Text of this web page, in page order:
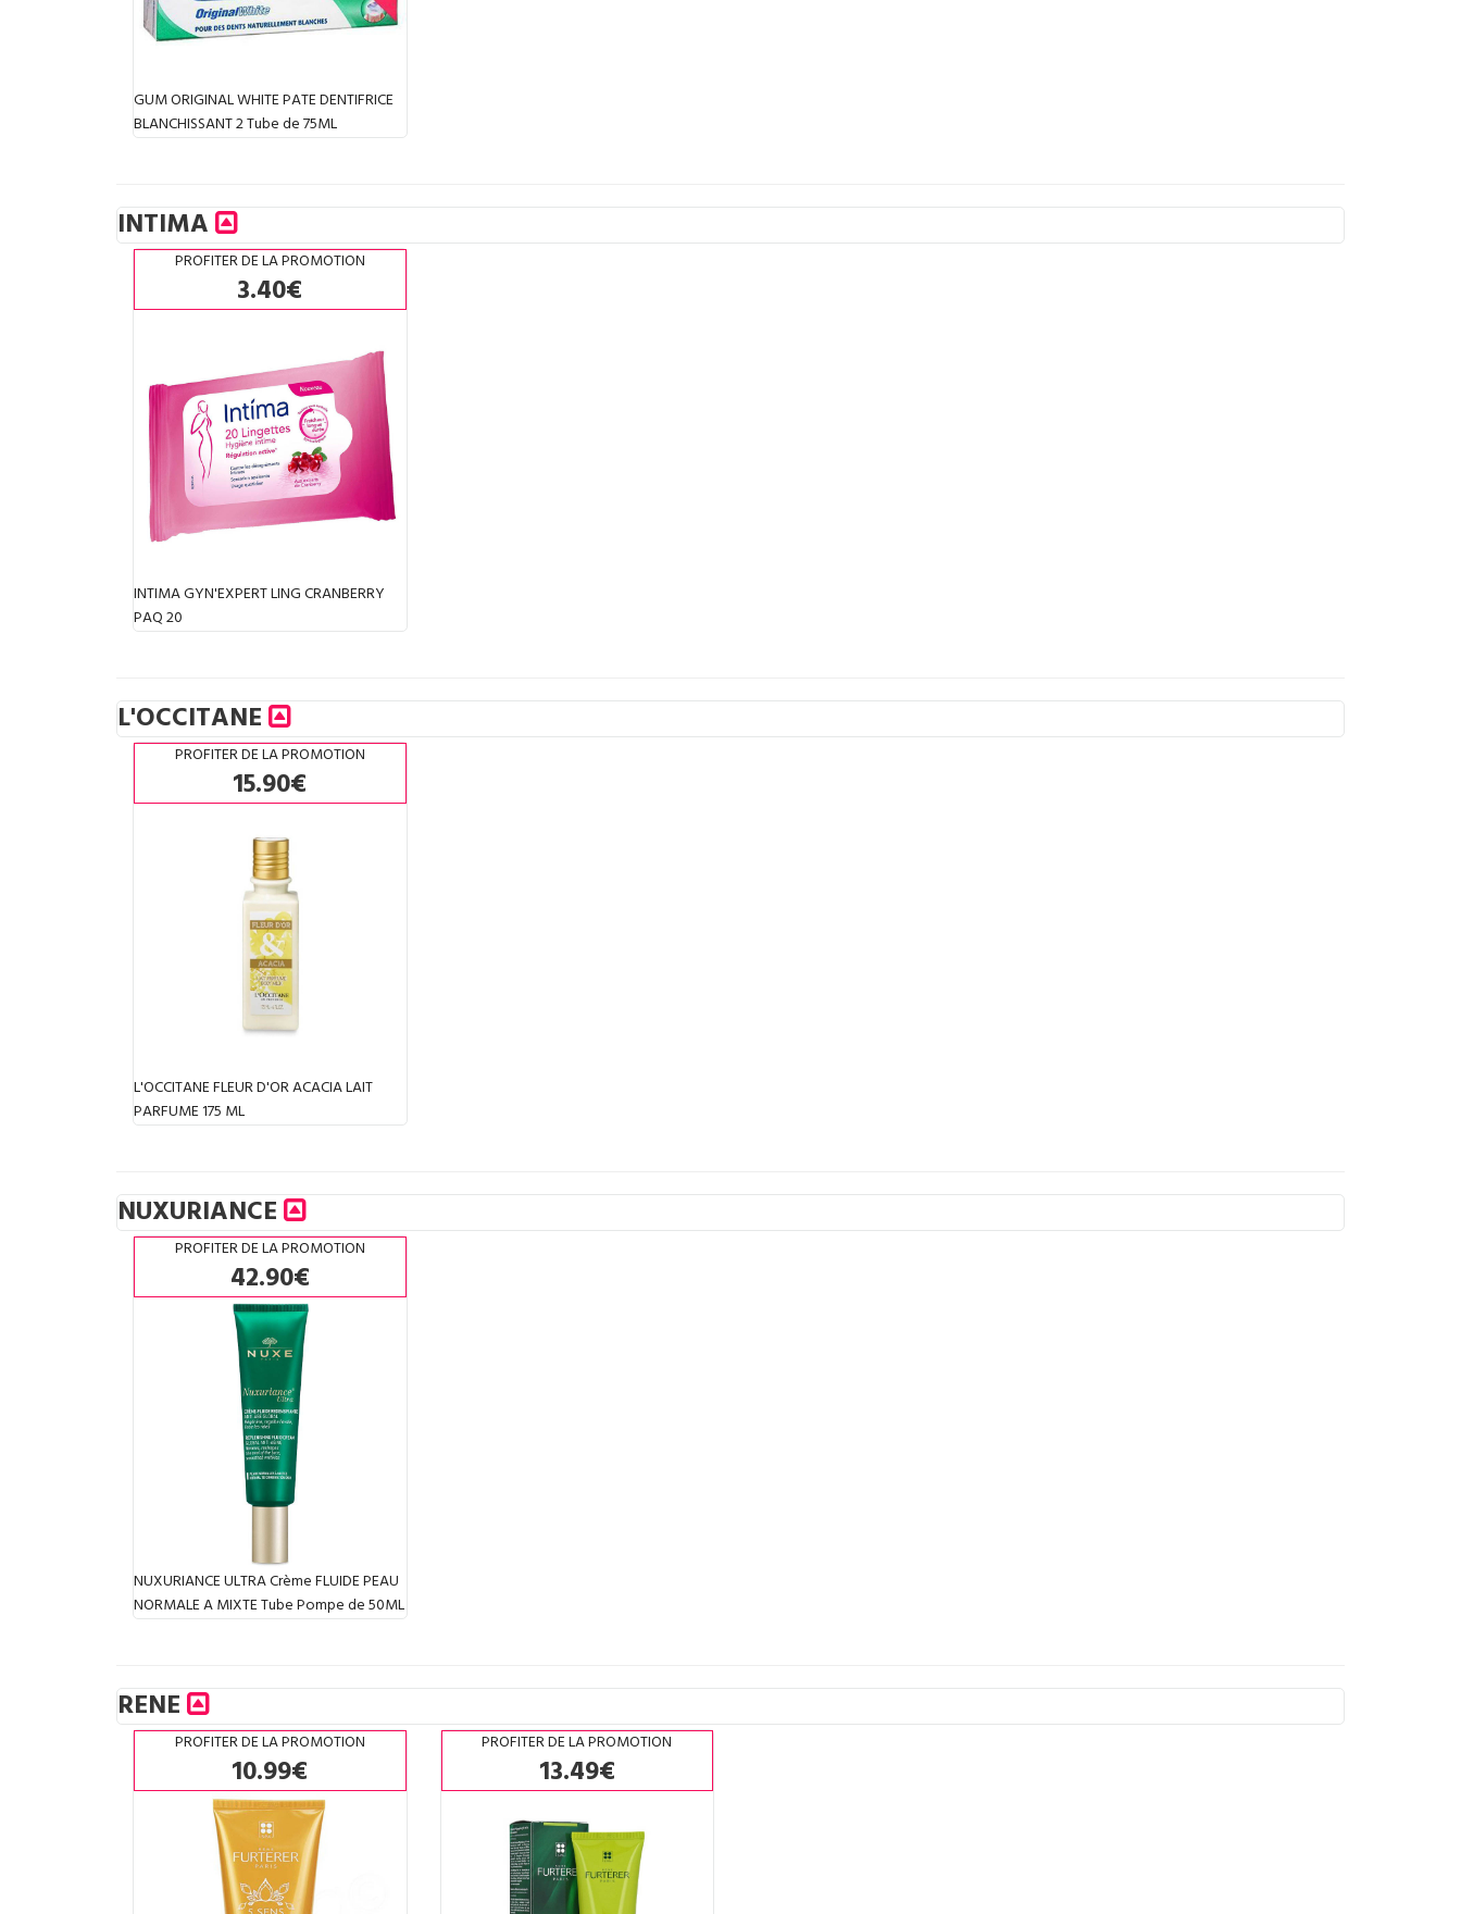
GUM ORIGINAL WHITE PATE DENTIFRICE
BLANCHISSANT 2 Tube de 75ML
INTIMA
PROFITER DE LA PROMOTION
3.40€
INTIMA GYN'EXPERT LING CRANBERRY
PAQ 20
L'OCCITANE
PROFITER DE LA PROMOTION
15.90€
L'OCCITANE FLEUR D'OR ACACIA LAIT
PARFUME 175 ML
NUXURIANCE
PROFITER DE LA PROMOTION
42.90€
NUXURIANCE ULTRA Crème FLUIDE PEAU
NORMALE A MIXTE Tube Pompe de 50ML
RENE
PROFITER DE LA PROMOTION
10.99€
PROFITER DE LA PROMOTION
13.49€